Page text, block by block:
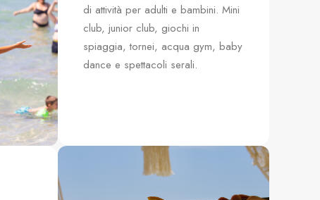
di attività per adulti e bambini. Mini
club, junior club, giochi in
spiaggia, tornei, acqua gym, baby
dance e spettacoli serali.